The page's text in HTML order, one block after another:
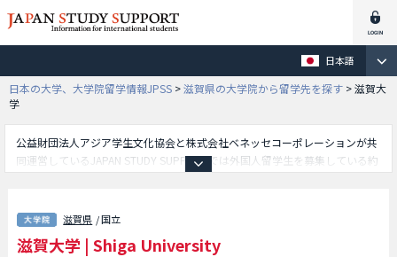
日本語
日本の大学、大学院留学情報JPSS >滋賀県の大学院から留学先を探す >滋賀大
学
公益財団法人アジア学生文化協会と株式会社ベネッセコーポレーションが共
同運営しているJAPAN STUDY SUPPORTでは外国人留学生を募集している約
学研究科やデータサイエンス研究科等、研究科別情報や、募集定員や合格者
数など入試情報、施設案内、アクセスなど外国人留学生に必要な情報を掲載
しているので是非ご利用ください。
滋賀県 / 国立
滋賀大学 | Shiga University